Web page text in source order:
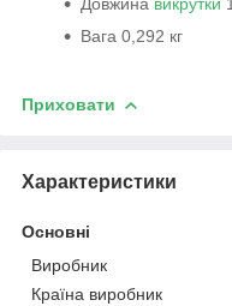
Вага 0,292 кг
Приховати
Характеристики
Основні
Виробник
Країна виробник